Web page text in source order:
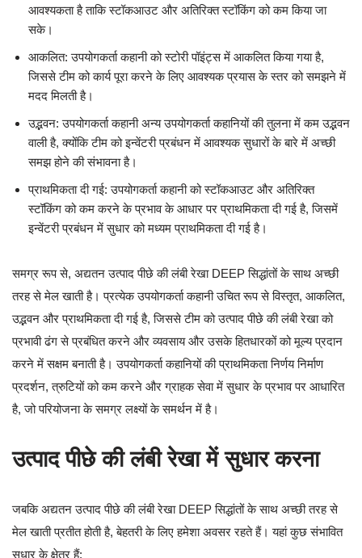
आवश्यकता है ताकि स्टॉकआउट और अतिरिक्त स्टॉकिंग को कम किया जा
सके।
आकलित: उपयोगकर्ता कहानी को स्टोरी पॉइंट्स में आकलित किया गया है,
जिससे टीम को कार्य पूरा करने के लिए आवश्यक प्रयास के स्तर को समझने में
मदद मिलती है।
उद्भवन: उपयोगकर्ता कहानी अन्य उपयोगकर्ता कहानियों की तुलना में कम उद्भवन
वाली है, क्योंकि टीम को इन्वेंटरी प्रबंधन में आवश्यक सुधारों के बारे में अच्छी
समझ होने की संभावना है।
प्राथमिकता दी गई: उपयोगकर्ता कहानी को स्टॉकआउट और अतिरिक्त
स्टॉकिंग को कम करने के प्रभाव के आधार पर प्राथमिकता दी गई है, जिसमें
इन्वेंटरी प्रबंधन में सुधार को मध्यम प्राथमिकता दी गई है।
समग्र रूप से, अद्यतन उत्पाद पीछे की लंबी रेखा DEEP सिद्धांतों के साथ अच्छी
तरह से मेल खाती है। प्रत्येक उपयोगकर्ता कहानी उचित रूप से विस्तृत, आकलित,
उद्भवन और प्राथमिकता दी गई है, जिससे टीम को उत्पाद पीछे की लंबी रेखा को
प्रभावी ढंग से प्रबंधित करने और व्यवसाय और उसके हितधारकों को मूल्य प्रदान
करने में सक्षम बनाती है। उपयोगकर्ता कहानियों की प्राथमिकता निर्णय निर्माण
प्रदर्शन, त्रुटियों को कम करने और ग्राहक सेवा में सुधार के प्रभाव पर आधारित
है, जो परियोजना के समग्र लक्ष्यों के समर्थन में है।
उत्पाद पीछे की लंबी रेखा में सुधार करना
जबकि अद्यतन उत्पाद पीछे की लंबी रेखा DEEP सिद्धांतों के साथ अच्छी तरह से
मेल खाती प्रतीत होती है, बेहतरी के लिए हमेशा अवसर रहते हैं। यहां कुछ संभावित
सुधार के क्षेत्र हैं: